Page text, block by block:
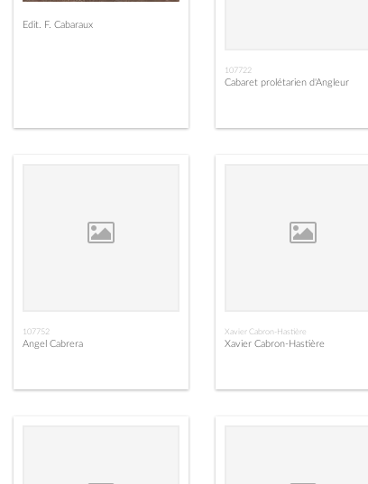
Edit. F. Cabaraux
107722
Cabaret prolétarien d'Angleur
107752
Angel Cabrera
Xavier Cabron-Hastière
Xavier Cabron-Hastière